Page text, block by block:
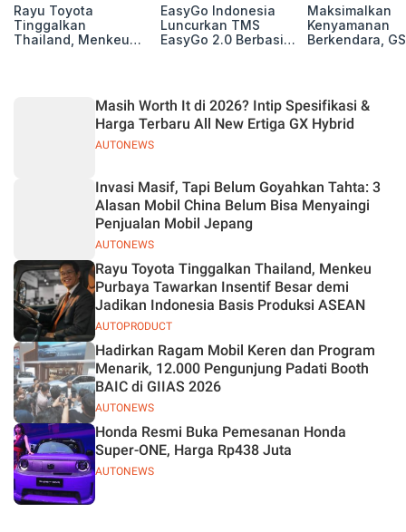
Rayu Toyota
Tinggalkan
Thailand, Menkeu
Basis Produksi
EasyGo Indonesia
Luncurkan TMS
EasyGo 2.0 Berbasis
Maksimalkan
Kenyamanan
Berkendara,
2026
AUTONEWS
Masih Worth It di 2026? Intip Spesifikasi &
Harga Terbaru All New Ertiga GX Hybrid
AUTONEWS
Invasi Masif, Tapi Belum Goyahkan Tahta: 3
Alasan Mobil China Belum Bisa Menyaingi
Penjualan Mobil Jepang
AUTOPRODUCT
Rayu Toyota Tinggalkan Thailand, Menkeu
Purbaya Tawarkan Insentif Besar demi
Jadikan Indonesia Basis Produksi ASEAN
AUTONEWS
Hadirkan Ragam Mobil Keren dan Program
Menarik, 12.000 Pengunjung Padati Booth
BAIC di GIIAS 2026
AUTONEWS
Honda Resmi Buka Pemesanan Honda
Super-ONE, Harga Rp438 Juta